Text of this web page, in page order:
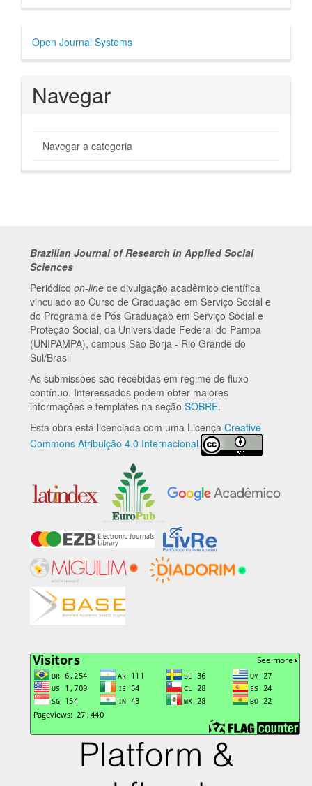
Desenvolvido
por
Open Journal Systems
Navegar
Navegar a categoria
Brazilian Journal of Research in Applied Social
Sciences
Periódico on-line de divulgação acadêmico científica
vinculado ao Curso de Graduação em Serviço Social e
do Programa de Pós Graduação em Serviço Social e
Proteção Social, da Universidade Federal do Pampa
(UNIPAMPA), campus São Borja - Rio Grande do
Sul/Brasil
As submissões são recebidas em regime de fluxo
contínuo. Interessados podem obter maiores
informações e templates na seção SOBRE.
Esta obra está licenciada com uma Licença Creative
Commons Atribuição 4.0 Internacional.